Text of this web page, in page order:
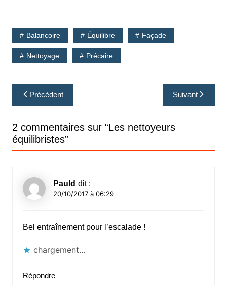
Balancoire Équilibre Façade
Nettoyage Précaire
Navigation
de
l’article
Précédent Suivant
2 commentaires sur “Les nettoyeurs
équilibristes”
Pauld dit :
20/10/2017 à 06:29
Bel entraînement pour l’escalade !
chargement…
Répondre